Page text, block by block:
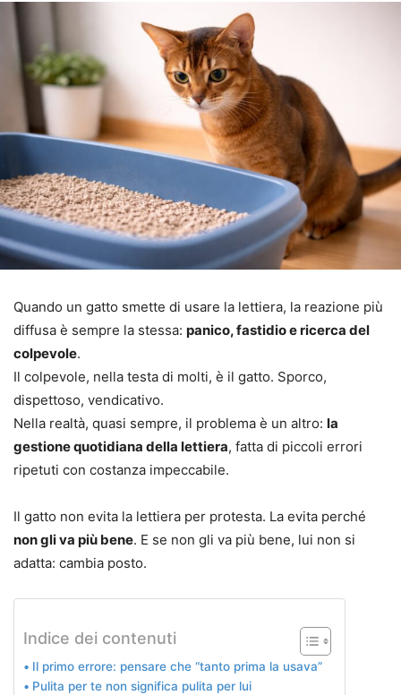
Quando un gatto smette di usare la lettiera, la reazione più
diffusa è sempre la stessa: panico, fastidio e ricerca del
colpevole.
Il colpevole, nella testa di molti, è il gatto. Sporco,
dispettoso, vendicativo.
Nella realtà, quasi sempre, il problema è un altro: la
gestione quotidiana della lettiera, fatta di piccoli errori
ripetuti con costanza impeccabile.
Il gatto non evita la lettiera per protesta. La evita perché
non gli va più bene. E se non gli va più bene, lui non si
adatta: cambia posto.
Indice dei contenuti
Il primo errore: pensare che “tanto prima la usava”
Pulita per te non significa pulita per lui